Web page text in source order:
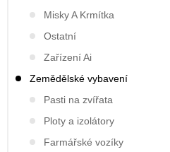
Misky A Krmítka
Ostatní
Zařízení Ai
Zemědělské vybavení
Pasti na zvířata
Ploty a izolátory
Farmářské vozíky